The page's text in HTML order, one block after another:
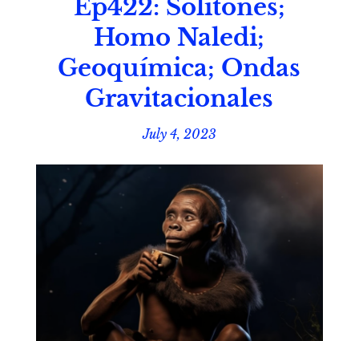
Ep422: Solitones;
Homo Naledi;
Geoquímica; Ondas
Gravitacionales
July 4, 2023